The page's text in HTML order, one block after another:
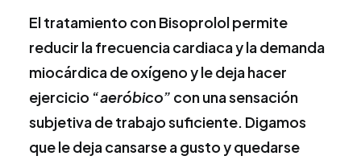
El tratamiento con Bisoprolol permite
reducir la frecuencia cardiaca y la demanda
miocárdica de oxígeno y le deja hacer
ejercicio “aeróbico” con una sensación
subjetiva de trabajo suficiente. Digamos
que le deja cansarse a gusto y quedarse